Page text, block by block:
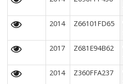
2014
Z66101FD65
2017
Z681E94B62
2014
Z360FFA237